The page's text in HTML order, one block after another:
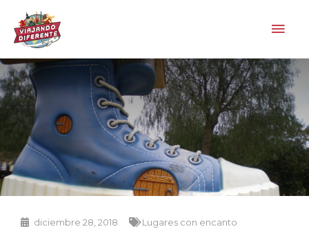
contenido
diciembre 28, 2018 Lugares con encanto